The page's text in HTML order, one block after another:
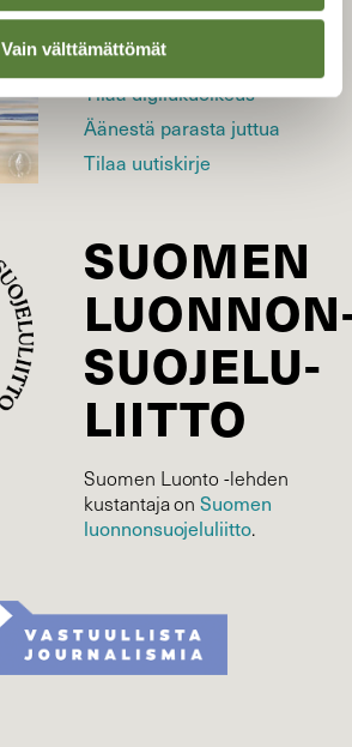
Vain välttämättömät
Uusin lehti
Tilaa Suomen Luonto
Tilaa digilukuoikeus
Äänestä parasta juttua
Tilaa uutiskirje
SUOMEN
SUOJELU­
LIITTO
Suomen Luonto -lehden
kustantaja onSuomen
luonnonsuojelu­liitto.